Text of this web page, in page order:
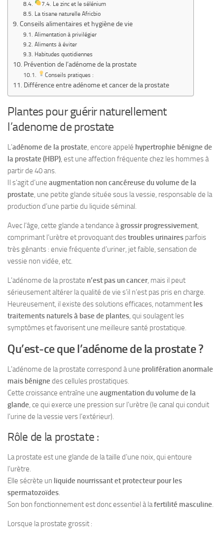
7.4. Le zinc et le sélénium
La tisane naturelle Africbio
Conseils alimentaires et hygiène de vie
Alimentation à privilégier
Aliments à éviter
Habitudes quotidiennes
Prévention de l’adénome de la prostate
Conseils pratiques :
Différence entre adénome et cancer de la prostate
Plantes pour guérir naturellement
l’adenome de prostate
L’adénome de la prostate, encore appelé hypertrophie bénigne de
la prostate (HBP), est une affection fréquente chez les hommes à
partir de 40 ans.
Il s’agit d’une augmentation non cancéreuse du volume de la
prostate, une petite glande située sous la vessie, responsable de la
production d’une partie du liquide séminal.
Avec l’âge, cette glande a tendance àgrossir progressivement,
comprimant l’urètre et provoquant destroubles urinaires parfois
très gênants : envie fréquente d’uriner, jet faible, sensation de
vessie non vidée, etc.
L’adénome de la prostate n’est pas un cancer, mais il peut
sérieusement altérer la qualité de vie s’il n’est pas pris en charge.
Heureusement, il existe des solutions efficaces, notamment les
traitements naturels à base de plantes, qui soulagent les
symptômes et favorisent une meilleure santé prostatique.
Qu’est-ce que l’adénome de la prostate ?
L’adénome de la prostate correspond à une prolifération anormale
mais bénigne des cellules prostatiques.
Cette croissance entraîne une augmentation du volume de la
glande, ce qui exerce une pression sur l’urètre (le canal qui conduit
l’urine de la vessie vers l’extérieur).
Rôle de la prostate :
La prostate est une glande de la taille d’une noix, qui entoure
l’urètre.
Elle sécrète un liquide nourrissant et protecteur pour les
spermatozoïdes.
Son bon fonctionnement est donc essentiel à lafertilité masculine.
Lorsque la prostate grossit :